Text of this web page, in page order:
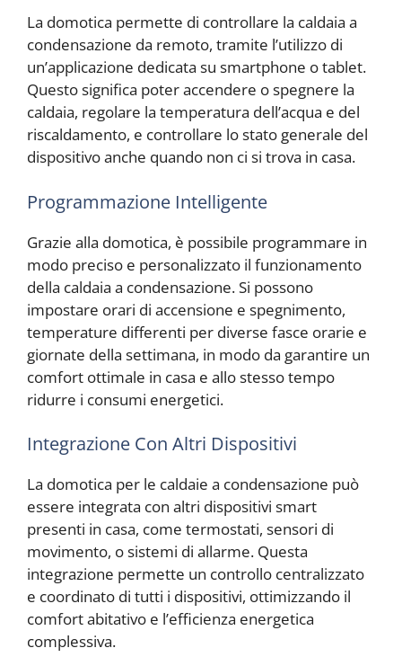
La domotica permette di controllare la caldaia a
condensazione da remoto, tramite l’utilizzo di
un’applicazione dedicata su smartphone o tablet.
Questo significa poter accendere o spegnere la
caldaia, regolare la temperatura dell’acqua e del
riscaldamento, e controllare lo stato generale del
dispositivo anche quando non ci si trova in casa.
Programmazione Intelligente
Grazie alla domotica, è possibile programmare in
modo preciso e personalizzato il funzionamento
della caldaia a condensazione. Si possono
impostare orari di accensione e spegnimento,
temperature differenti per diverse fasce orarie e
giornate della settimana, in modo da garantire un
comfort ottimale in casa e allo stesso tempo
ridurre i consumi energetici.
Integrazione Con Altri Dispositivi
La domotica per le caldaie a condensazione può
essere integrata con altri dispositivi smart
presenti in casa, come termostati, sensori di
movimento, o sistemi di allarme. Questa
integrazione permette un controllo centralizzato
e coordinato di tutti i dispositivi, ottimizzando il
comfort abitativo e l’efficienza energetica
complessiva.